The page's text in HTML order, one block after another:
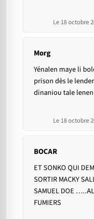
Le 18 octobre
Morg
Yénalen maye li
prison dès le
dinaniou tale
Le 18 octobre
BOCAR
ET SONKO QUI
SORTIR MACKY
SAMUEL DOE
FUMIERS